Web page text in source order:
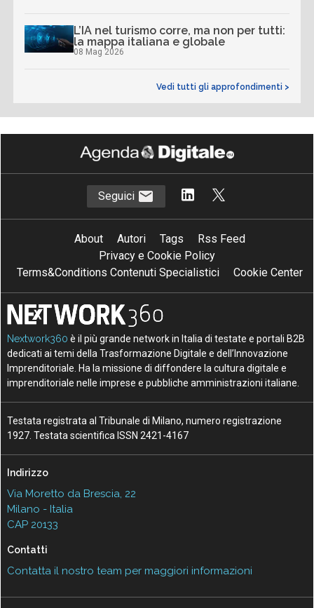
L’IA nel turismo corre, ma non per tutti:
la mappa italiana e globale
08 Mag 2026
Vedi tutti gli approfondimenti >
Seguici
About Autori Tags
Rss Feed
Privacy e Cookie Policy
Terms&Conditions Contenuti Specialistici
Cookie Center
Nextwork360 è il più grande network in Italia di testate e portali B2B
dedicati ai temi della Trasformazione Digitale e dell’Innovazione
Imprenditoriale. Ha la missione di diffondere la cultura digitale e
imprenditoriale nelle imprese e pubbliche amministrazioni italiane.
Testata registrata al Tribunale di Milano, numero registrazione
1927. Testata scientifica ISSN 2421-4167
Indirizzo
Via Moretto da Brescia, 22
Milano - Italia
CAP 20133
Contatti
Contatta il nostro team per maggiori informazioni